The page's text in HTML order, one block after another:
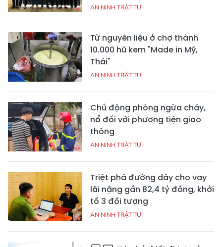
AN NINH TRẬT TỰ
Từ nguyên liệu ở chợ thành
10.000 hũ kem "Made in Mỹ,
Thái"
AN NINH TRẬT TỰ
Chủ động phòng ngừa cháy,
nổ đối với phương tiện giao
thông
AN NINH TRẬT TỰ
Triệt phá đường dây cho vay
lãi nặng gần 82,4 tỷ đồng, khởi
tố 3 đối tượng
AN NINH TRẬT TỰ